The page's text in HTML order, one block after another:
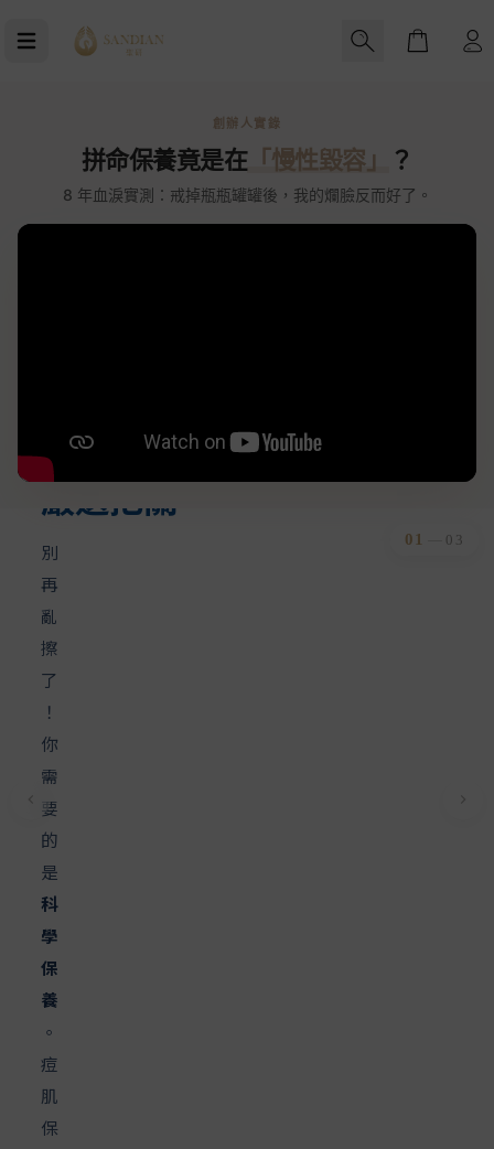
Cart
創辦人實錄
拼命保養竟是在「慢性毀容」 ？
8 年血淚實測：戒掉瓶瓶罐罐後，我的爛臉反而好了。
皮膚會好起來，
只是需要對的方法
不
追
求
快
速
見
效
，
只
專
注
真
正
有
幫
助
的
成
分
02 03